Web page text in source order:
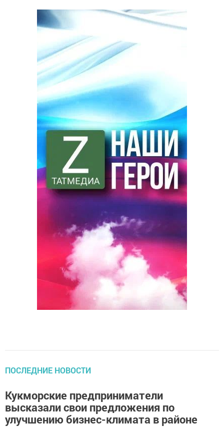
ПОСЛЕДНИЕ НОВОСТИ
Кукморские предприниматели
высказали свои предложения по
улучшению бизнес-климата в районе